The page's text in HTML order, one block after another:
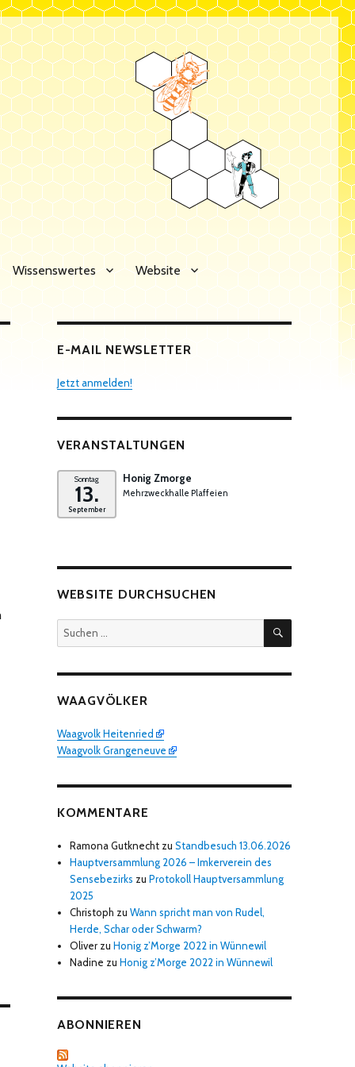
Wissenswertes Website
E-MAIL NEWSLETTER
Jetzt anmelden!
VERANSTALTUNGEN
Sonntag
13.
September
Honig Zmorge
Mehrzweckhalle Plaffeien
WEBSITE DURCHSUCHEN
Suchen
SUCHEN
WAAGVÖLKER
Waagvolk Heitenried
Waagvolk Grangeneuve
KOMMENTARE
Ramona Gutknecht zuStandbesuch 13.06.2026
Hauptversammlung 2026 – Imkerverein des
Sensebezirks zuProtokoll Hauptversammlung
2025
Christoph zuWann spricht man von Rudel,
Herde, Schar oder Schwarm?
Oliver zuHonig z’Morge 2022 in Wünnewil
Nadine zuHonig z’Morge 2022 in Wünnewil
ABONNIEREN